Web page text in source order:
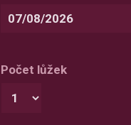
Počet lůžek